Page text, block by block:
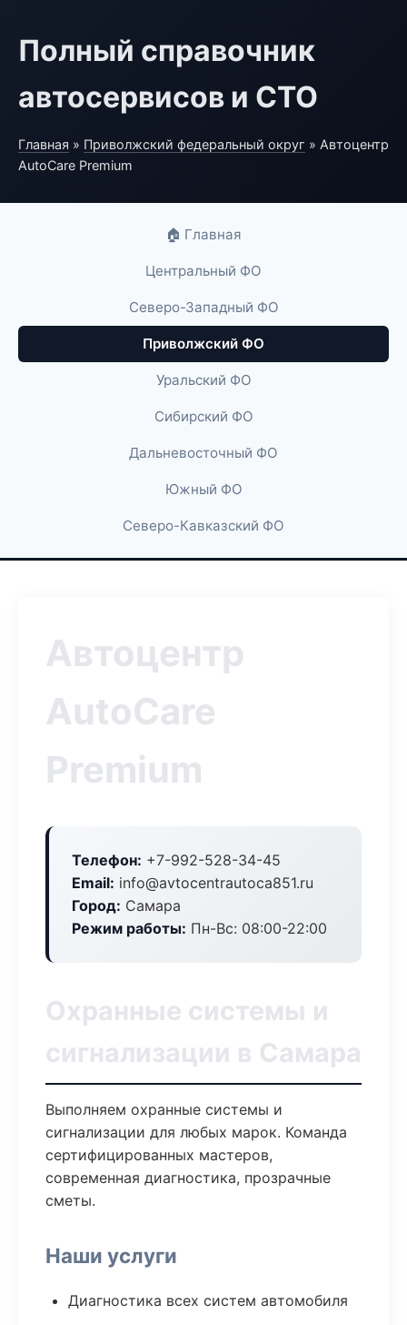
Полный справочник
автосервисов и СТО
Главная » Приволжский федеральный округ » Автоцентр
AutoCare Premium
🏠 Главная
Центральный ФО
Северо-Западный ФО
Приволжский ФО
Уральский ФО
Сибирский ФО
Дальневосточный ФО
Южный ФО
Северо-Кавказский ФО
Автоцентр
AutoCare
Premium
Телефон: +7-992-528-34-45
Email: info@avtocentrautoca851.ru
Город: Самара
Режим работы: Пн-Вс: 08:00-22:00
Охранные системы и
сигнализации в Самара
Выполняем охранные системы и
сигнализации для любых марок. Команда
сертифицированных мастеров,
современная диагностика, прозрачные
сметы.
Наши услуги
Диагностика всех систем автомобиля